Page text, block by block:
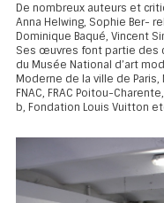
De nombreux auteurs et
Anna Helwing, Sophie Ber-
Dominique Baqué, Vincent
Ses œuvres font partie des
du Musée National d’art
Moderne de la ville de
FNAC, FRAC Poitou-
b, Fondation Louis Vuitton